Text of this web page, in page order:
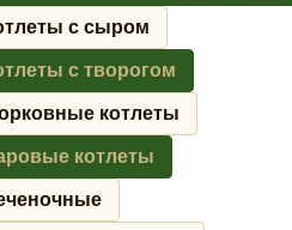
с сыром
с творогом
котлеты
котлеты